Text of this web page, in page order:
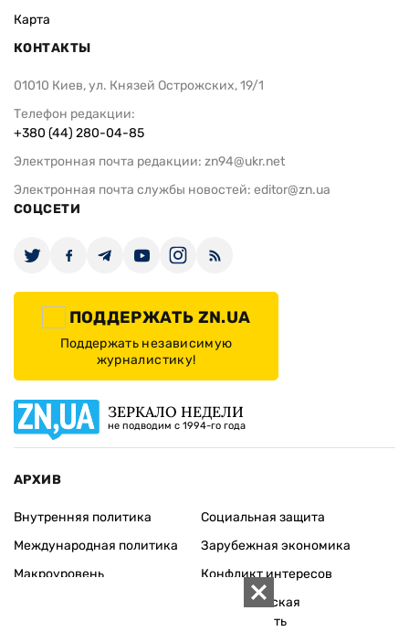
Карта
КОНТАКТЫ
01010 Киев, ул. Князей Острожских, 19/1
Телефон редакции:
+380 (44) 280-04-85
Электронная почта редакции: zn94@ukr.net
Электронная почта службы новостей: editor@zn.ua
СОЦСЕТИ
ПОДДЕРЖАТЬ ZN.UA
Поддержать независимую
журналистику!
ЗЕРКАЛО НЕДЕЛИ
не подводим с 1994-го года
АРХИВ
Внутренняя политика
Международная политика
Макроуровень
Социальная защита
Зарубежная экономика
Конфликт интересов
Экономическая
безопасность